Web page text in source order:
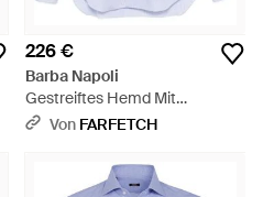
226 €
Barba Napoli
Gestreiftes Hemd Mit
Spreizkragen - Weiß
Von FARFETCH